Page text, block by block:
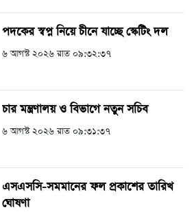
পদকের স্বপ্ন নিয়ে চীনে যাচ্ছে স্কেটিং দল
৬ আগস্ট ২০২৬ রাত ০৯:৩২:৩৭
চার মন্ত্রণালয় ও বিভাগে নতুন সচিব
৬ আগস্ট ২০২৬ রাত ০৯:৩১:৩৭
এসএসসি-সমমানের ফল প্রকাশের তারিখ
ঘোষণা